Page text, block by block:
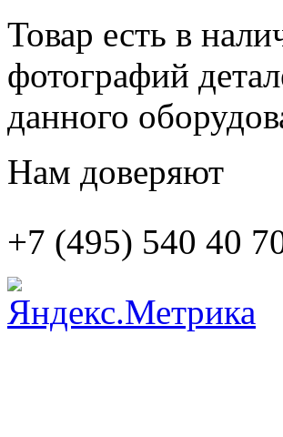
Товар есть в
фотографий
данного
Нам доверяют
+7 (495) 540 40